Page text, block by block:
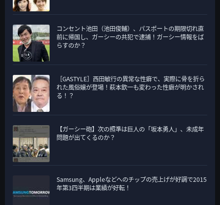
コンセント池田（池田俊輔）、パスポートの期限切れ直
前に帰国し、ガーシーの共犯で逮捕！ガーシー情報をば
らすのか？
［GASTYLE］西田敏行の異常な性癖で、実際に骨を折ら
れた風俗嬢が登場！萩本欽一も変わった性癖が明かされ
る！？
【ガーシー砲】次の照準は巨人の「坂本勇人」、未成年
問題が出てくるのか？
Samsung、Appleなどへのチップの売上げが好調で2015
年第3四半期は業績が好転！